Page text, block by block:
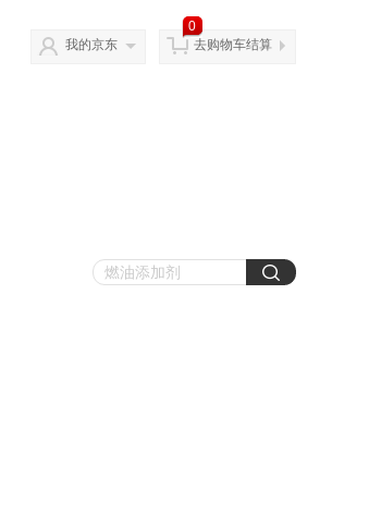
我的京东
0
去购物车结算